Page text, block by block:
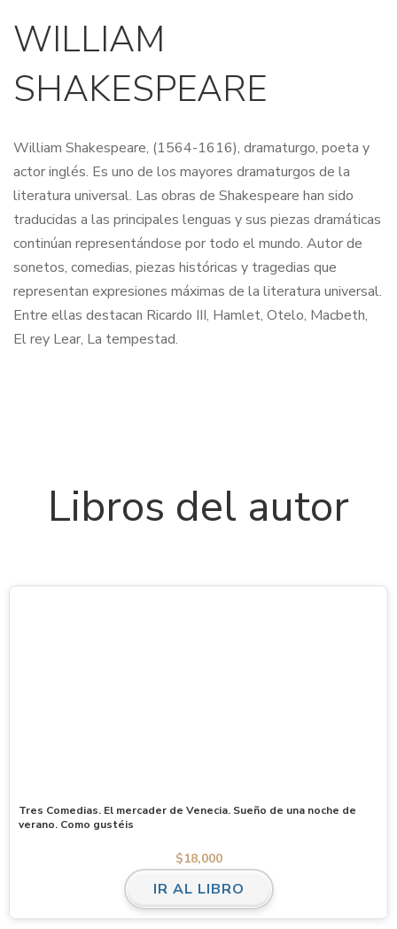
WILLIAM
SHAKESPEARE
William Shakespeare, (1564-1616), dramaturgo, poeta y
actor inglés. Es uno de los mayores dramaturgos de la
literatura universal. Las obras de Shakespeare han sido
traducidas a las principales lenguas y sus piezas dramáticas
continúan representándose por todo el mundo. Autor de
sonetos, comedias, piezas históricas y tragedias que
representan expresiones máximas de la literatura universal.
Entre ellas destacan Ricardo III, Hamlet, Otelo, Macbeth,
El rey Lear, La tempestad.
Libros del autor
Tres Comedias. El mercader de Venecia. Sueño de una noche de
verano. Como gustéis
$18,000
IR AL LIBRO